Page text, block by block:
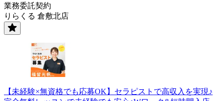
業務委託契約
りらくる 倉敷北店
【未経験×無資格でも応募OK】セラピストで高収入を実現♪